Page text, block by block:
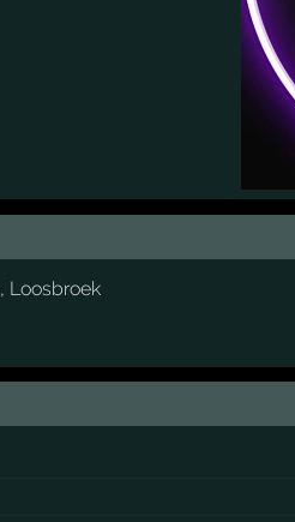
, Loosbroek